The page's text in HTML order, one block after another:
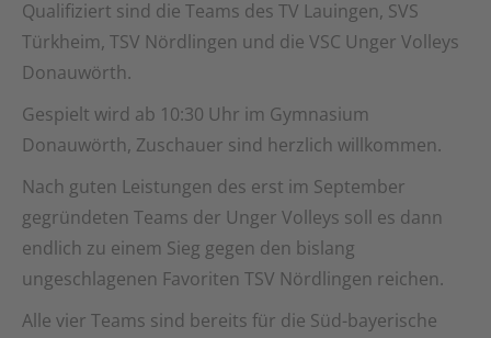
Qualifiziert sind die Teams des TV Lauingen, SVS
Türkheim, TSV Nördlingen und die VSC Unger Volleys
Donauwörth.
Gespielt wird ab 10:30 Uhr im Gymnasium
Donauwörth, Zuschauer sind herzlich willkommen.
Nach guten Leistungen des erst im September
gegründeten Teams der Unger Volleys soll es dann
endlich zu einem Sieg gegen den bislang
ungeschlagenen Favoriten TSV Nördlingen reichen.
Alle vier Teams sind bereits für die Süd-bayerische